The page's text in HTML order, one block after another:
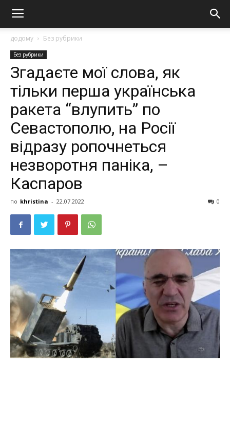
додому Без рубрики
Без рубрики
Згадаєте мої слова, як
тільки перша українська
ракета “влупить” по
Севастополю, на Росії
відразу ропочнеться
незворотня паніка, –
Каспаров
по khristina - 22.07.2022 0